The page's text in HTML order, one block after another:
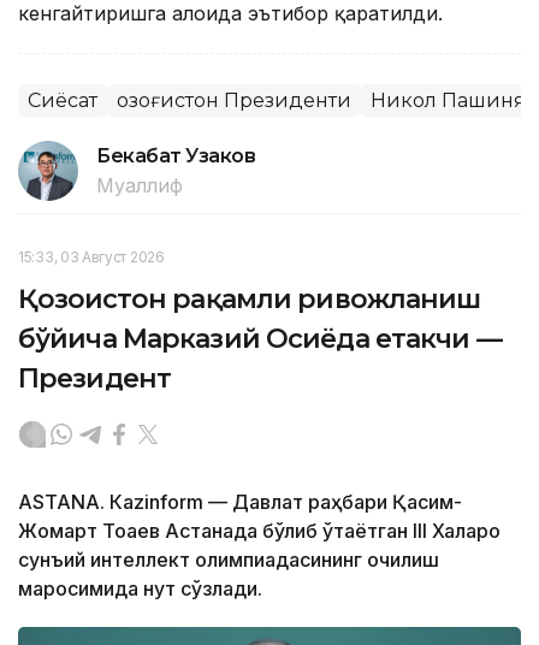
кенгайтиришга алоҳида эътибор қаратилди.
Сиёсат Қозоғистон Президенти Никол Пашинян
Бекабат Узаков
Муаллиф
15:33, 03 Август 2026
Қозоғистон рақамли ривожланиш
бўйича Марказий Осиёда етакчи —
Президент
ASTANА. Кazinform — Давлат раҳбари Қасим-
Жомарт Тоқаев Астанада бўлиб ўтаётган III Халқаро
сунъий интеллект олимпиадасининг очилиш
маросимида нутқ сўзлади.